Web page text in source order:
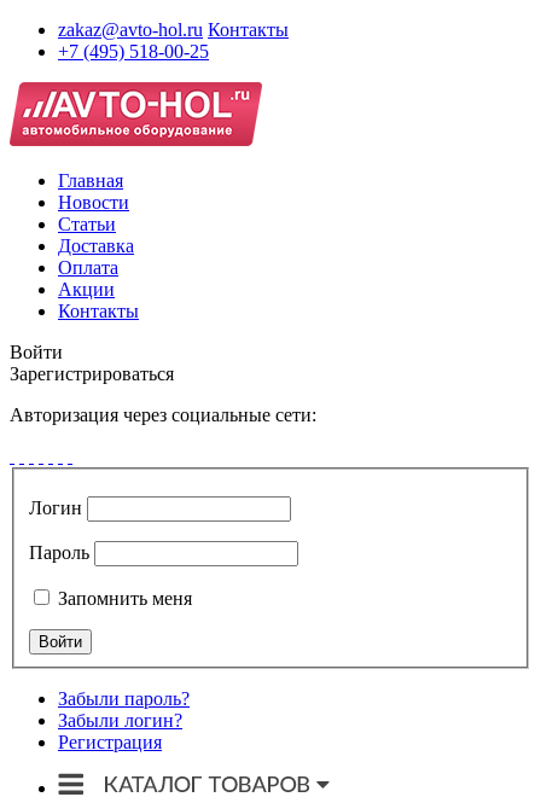
zakaz@avto-hol.ru Контакты
+7 (495) 518-00-25
Главная
Новости
Статьи
Доставка
Оплата
Акции
Контакты
Войти
Зарегистрироваться
Авторизация через социальные сети:
Логин
Пароль
Запомнить меня
Забыли пароль?
Забыли логин?
Регистрация